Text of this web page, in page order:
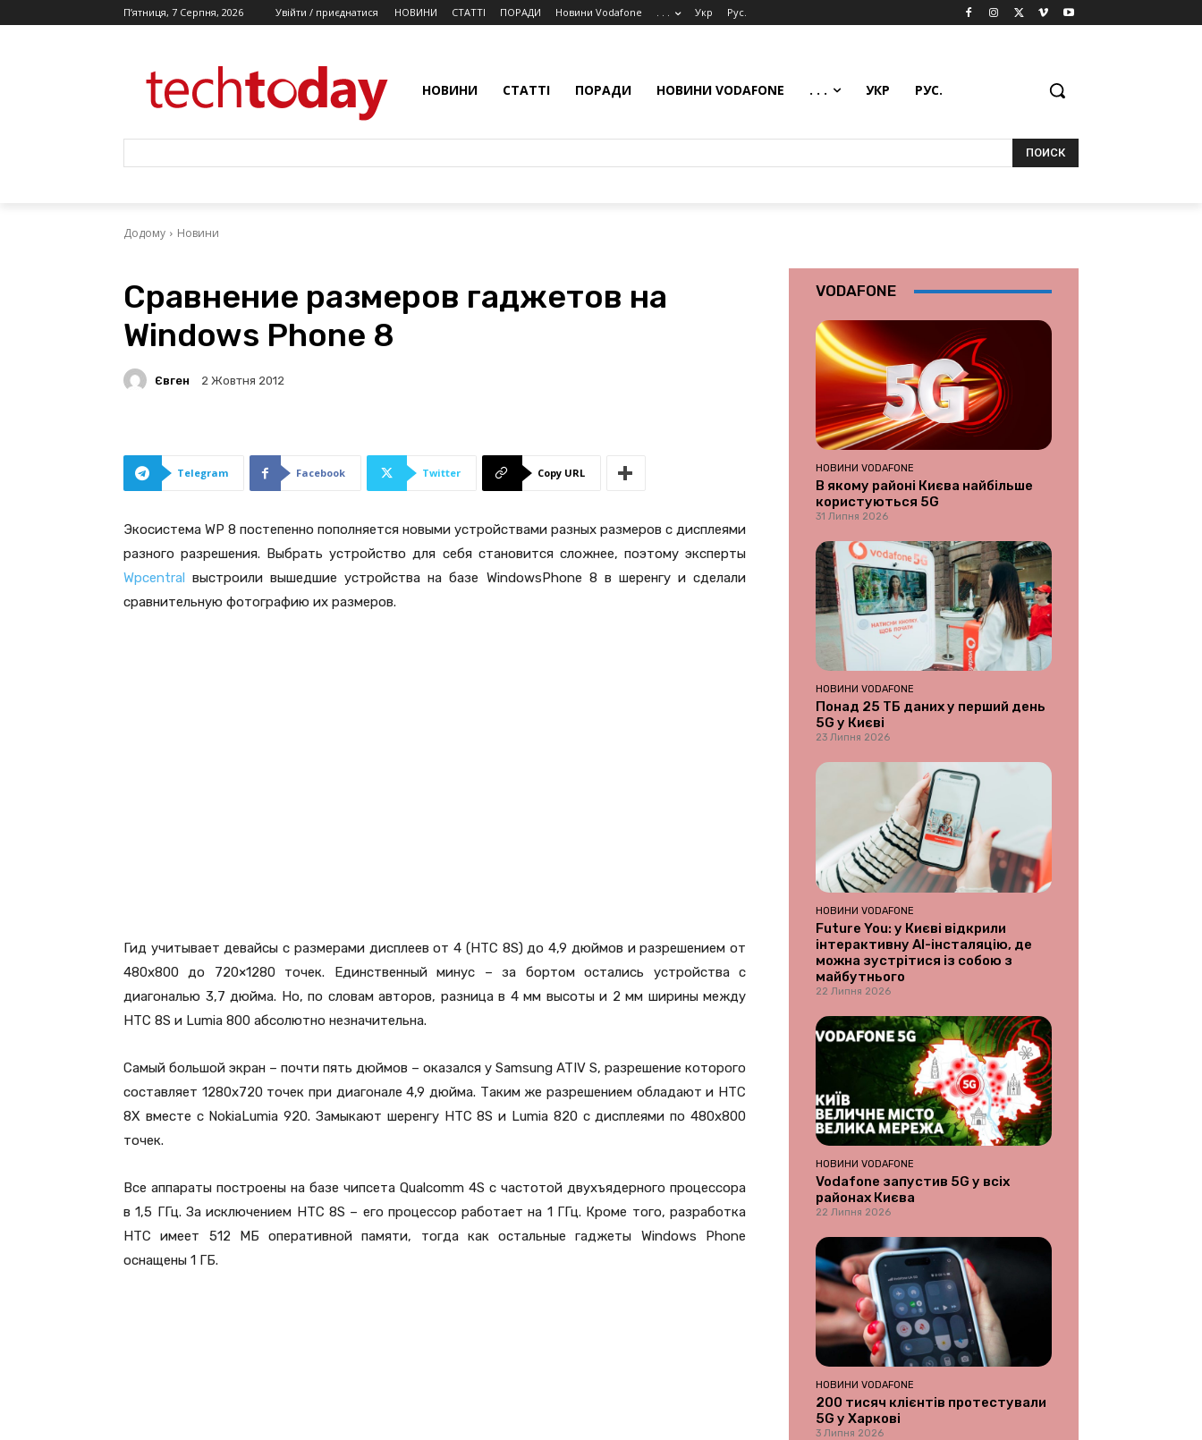
П’ятниця, 7 Серпня, 2026 Увійти / приєднатися НОВИНИ СТАТТІ ПОРАДИ Новини Vodafone . . . Укр Рус.
НОВИНИ СТАТТІ ПОРАДИ НОВИНИ VODAFONE . . . УКР РУС.
ПОИСК
Додому Новини
Сравнение размеров гаджетов на
Windows Phone 8
Євген 2 Жовтня 2012
Telegram Facebook Twitter Copy URL
Экосистема WP 8 постепенно пополняется новыми устройствами разных размеров с дисплеями
разного разрешения. Выбрать устройство для себя становится сложнее, поэтому эксперты
Wpcentral выстроили вышедшие устройства на базе WindowsPhone 8 в шеренгу и сделали
сравнительную фотографию их размеров.
Гид учитывает девайсы с размерами дисплеев от 4 (HTC 8S) до 4,9 дюймов и разрешением от
480х800 до 720×1280 точек. Единственный минус – за бортом остались устройства с
диагональю 3,7 дюйма. Но, по словам авторов, разница в 4 мм высоты и 2 мм ширины между
HTC 8S и Lumia 800 абсолютно незначительна.
Самый большой экран – почти пять дюймов – оказался у Samsung ATIV S, разрешение которого
составляет 1280х720 точек при диагонале 4,9 дюйма. Таким же разрешением обладают и HTC
8X вместе с NokiaLumia 920. Замыкают шеренгу HTC 8S и Lumia 820 с дисплеями по 480х800
точек.
Все аппараты построены на базе чипсета Qualcomm 4S с частотой двухъядерного процессора
в 1,5 ГГц. За исключением HTC 8S – его процессор работает на 1 ГГц. Кроме того, разработка
HTC имеет 512 МБ оперативной памяти, тогда как остальные гаджеты Windows Phone
оснащены 1 ГБ.
VODAFONE
НОВИНИ VODAFONE
В якому районі Києва найбільше
користуються 5G
31 Липня 2026
НОВИНИ VODAFONE
Понад 25 ТБ даних у перший день
5G у Києві
23 Липня 2026
НОВИНИ VODAFONE
Future You: у Києві відкрили
інтерактивну AI-інсталяцію, де
можна зустрітися із собою з
майбутнього
22 Липня 2026
НОВИНИ VODAFONE
Vodafone запустив 5G у всіх
районах Києва
22 Липня 2026
НОВИНИ VODAFONE
200 тисяч клієнтів протестували
5G у Харкові
3 Липня 2026